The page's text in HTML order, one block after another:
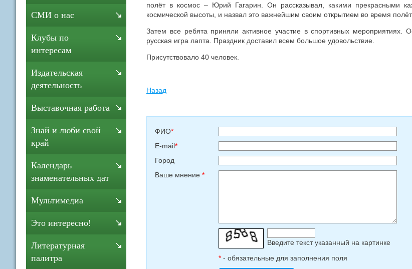
полёт в космос – Юрий Гагарин. Он рассказывал, какими прекрасными
космической высоты, и назвал это важнейшим своим открытием во время
Затем все ребята приняли активное участие в спортивных мероприятиях.
русская игра лапта. Праздник доставил всем большое удовольствие.
Присутствовало 40 человек.
Назад
ФИО*
E-mail*
Город
Ваше мнение *
Введите текcт указанный на картинке
* - обязательные для заполнения поля
СМИ о нас
Клубы по
интересам
Издательская
деятельность
Выставочная работа
Знай и люби свой
край
Календарь
знаменательных дат
Мультимедиа
Это интересно!
Литературная
палитра